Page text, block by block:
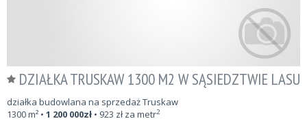
DZIAŁKA TRUSKAW 1300 M2 W SĄSIEDZTWIE LASU
działka budowlana na sprzedaż Truskaw
1300m² • 1 200 000zł • 923 zł za metr2